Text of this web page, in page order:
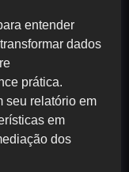
entender
dados
prática.
seu relatório em
em
dos